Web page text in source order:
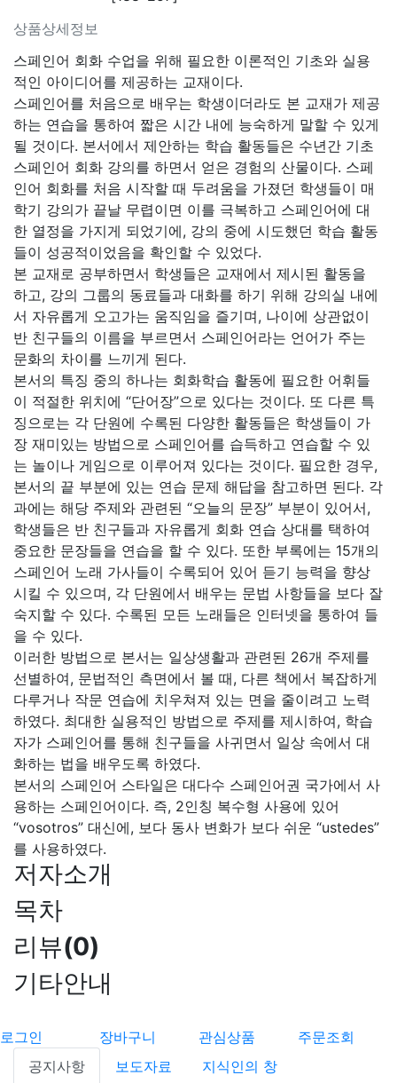
상품상세정보
스페인어 회화 수업을 위해 필요한 이론적인 기초와 실용
적인 아이디어를 제공하는 교재이다.
스페인어를 처음으로 배우는 학생이더라도 본 교재가 제공
하는 연습을 통하여 짧은 시간 내에 능숙하게 말할 수 있게
될 것이다. 본서에서 제안하는 학습 활동들은 수년간 기초
스페인어 회화 강의를 하면서 얻은 경험의 산물이다. 스페
인어 회화를 처음 시작할 때 두려움을 가졌던 학생들이 매
학기 강의가 끝날 무렵이면 이를 극복하고 스페인어에 대
한 열정을 가지게 되었기에, 강의 중에 시도했던 학습 활동
들이 성공적이었음을 확인할 수 있었다.
본 교재로 공부하면서 학생들은 교재에서 제시된 활동을
하고, 강의 그룹의 동료들과 대화를 하기 위해 강의실 내에
서 자유롭게 오고가는 움직임을 즐기며, 나이에 상관없이
반 친구들의 이름을 부르면서 스페인어라는 언어가 주는
문화의 차이를 느끼게 된다.
본서의 특징 중의 하나는 회화학습 활동에 필요한 어휘들
이 적절한 위치에 “단어장”으로 있다는 것이다. 또 다른 특
징으로는 각 단원에 수록된 다양한 활동들은 학생들이 가
장 재미있는 방법으로 스페인어를 습득하고 연습할 수 있
는 놀이나 게임으로 이루어져 있다는 것이다. 필요한 경우,
본서의 끝 부분에 있는 연습 문제 해답을 참고하면 된다. 각
과에는 해당 주제와 관련된 “오늘의 문장” 부분이 있어서,
학생들은 반 친구들과 자유롭게 회화 연습 상대를 택하여
중요한 문장들을 연습을 할 수 있다. 또한 부록에는 15개의
스페인어 노래 가사들이 수록되어 있어 듣기 능력을 향상
시킬 수 있으며, 각 단원에서 배우는 문법 사항들을 보다 잘
숙지할 수 있다. 수록된 모든 노래들은 인터넷을 통하여 들
을 수 있다.
이러한 방법으로 본서는 일상생활과 관련된 26개 주제를
선별하여, 문법적인 측면에서 볼 때, 다른 책에서 복잡하게
다루거나 작문 연습에 치우쳐져 있는 면을 줄이려고 노력
하였다. 최대한 실용적인 방법으로 주제를 제시하여, 학습
자가 스페인어를 통해 친구들을 사귀면서 일상 속에서 대
화하는 법을 배우도록 하였다.
본서의 스페인어 스타일은 대다수 스페인어권 국가에서 사
용하는 스페인어이다. 즉, 2인칭 복수형 사용에 있어
“vosotros” 대신에, 보다 동사 변화가 보다 쉬운 “ustedes”
를 사용하였다.
저자소개
목차
리뷰(0)
기타안내
로그인 장바구니 관심상품
주문조회
공지사항
보도자료
지식인의 창